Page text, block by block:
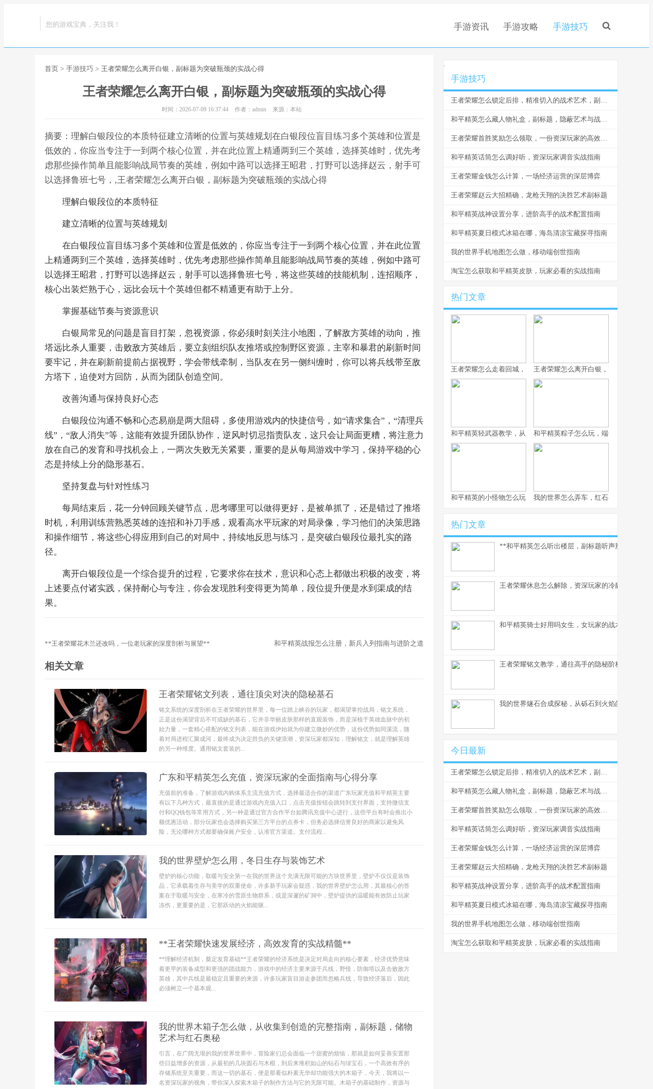
您的游戏宝典，关注我！ 手游资讯 手游攻略 手游技巧
首页 > 手游技巧 > 王者荣耀怎么离开白银，副标题为突破瓶颈的实战心得
王者荣耀怎么离开白银，副标题为突破瓶颈的实战心得
时间：2026-07-09 16:37:44 作者：admin 来源：本站
摘要：理解白银段位的本质特征建立清晰的位置与英雄规划在白银段位盲目练习多个英雄和位置是
低效的，你应当专注于一到两个核心位置，并在此位置上精通两到三个英雄，选择英雄时，优先考
虑那些操作简单且能影响战局节奏的英雄，例如中路可以选择王昭君，打野可以选择赵云，射手可
以选择鲁班七号，,王者荣耀怎么离开白银，副标题为突破瓶颈的实战心得
理解白银段位的本质特征
建立清晰的位置与英雄规划
在白银段位盲目练习多个英雄和位置是低效的，你应当专注于一到两个核心位置，并在此位置
上精通两到三个英雄，选择英雄时，优先考虑那些操作简单且能影响战局节奏的英雄，例如中路可
以选择王昭君，打野可以选择赵云，射手可以选择鲁班七号，将这些英雄的技能机制，连招顺序，
核心出装烂熟于心，远比会玩十个英雄但都不精通更有助于上分。
掌握基础节奏与资源意识
白银局常见的问题是盲目打架，忽视资源，你必须时刻关注小地图，了解敌方英雄的动向，推
塔远比杀人重要，击败敌方英雄后，要立刻组织队友推塔或控制野区资源，主宰和暴君的刷新时间
要牢记，并在刷新前提前占据视野，学会带线牵制，当队友在另一侧纠缠时，你可以将兵线带至敌
方塔下，迫使对方回防，从而为团队创造空间。
改善沟通与保持良好心态
白银段位沟通不畅和心态易崩是两大阻碍，多使用游戏内的快捷信号，如“请求集合”，“清理兵
线”，“敌人消失”等，这能有效提升团队协作，逆风时切忌指责队友，这只会让局面更糟，将注意力
放在自己的发育和寻找机会上，一两次失败无关紧要，重要的是从每局游戏中学习，保持平稳的心
态是持续上分的隐形基石。
坚持复盘与针对性练习
每局结束后，花一分钟回顾关键节点，思考哪里可以做得更好，是被单抓了，还是错过了推塔
时机，利用训练营熟悉英雄的连招和补刀手感，观看高水平玩家的对局录像，学习他们的决策思路
和操作细节，将这些心得应用到自己的对局中，持续地反思与练习，是突破白银段位最扎实的路
径。
离开白银段位是一个综合提升的过程，它要求你在技术，意识和心态上都做出积极的改变，将
上述要点付诸实践，保持耐心与专注，你会发现胜利变得更为简单，段位提升便是水到渠成的结
果。
**王者荣耀花木兰还改吗，一位老玩家的深度剖析与展望** 和平精英战报怎么注册，新兵入列指南与进阶之道
相关文章
王者荣耀铭文列表，通往顶尖对决的隐秘基石
铭文系统的深度剖析在王者荣耀的世界里，每一位踏上峡谷的玩家，都渴望掌控战局，铭文系统，
正是这份渴望背后不可或缺的基石，它并非华丽皮肤那样的直观装饰，而是深植于英雄血脉中的初
始力量，一套精心搭配的铭文列表，能在游戏伊始就为你建立微妙的优势，这份优势如同溪流，随
着对局进程汇聚成河，最终成为决定胜负的关键浪潮，资深玩家都深知，理解铭文，就是理解英雄
的另一种维度。通用铭文套装的...
广东和平精英怎么充值，资深玩家的全面指南与心得分享
充值前的准备，了解游戏内购体系主流充值方式，选择最适合你的渠道广东玩家充值和平精英主要
有以下几种方式，最直接的是通过游戏内充值入口，点击充值按钮会跳转到支付界面，支持微信支
付和QQ钱包等常用方式，另一种是通过官方合作平台如腾讯充值中心进行，这些平台有时会推出小
额优惠活动，部分玩家也会选择购买第三方平台的点券卡，但务必选择信誉良好的商家以避免风
险，无论哪种方式都要确保账户安全，认准官方渠道。支付流程...
我的世界壁炉怎么用，冬日生存与装饰艺术
壁炉的核心功能，取暖与安全第一在我的世界这个充满无限可能的方块世界里，壁炉不仅仅是装饰
品，它承载着生存与美学的双重使命，许多新手玩家会疑惑，我的世界壁炉怎么用，其最核心的答
案在于取暖与安全，在寒冷的雪原生物群系，或是深邃的矿洞中，壁炉提供的温暖能有效防止玩家
冻伤，更重要的是，它那跃动的火焰能驱...
**王者荣耀快速发展经济，高效发育的实战精髓**
**理解经济机制，奠定发育基础**王者荣耀的经济系统是决定对局走向的核心要素，经济优势意味
着更早的装备成型和更强的团战能力，游戏中的经济主要来源于兵线，野怪，防御塔以及击败敌方
英雄，其中兵线是最稳定且重要的来源，许多玩家盲目游走参团而忽略兵线，导致经济落后，因此
必须树立一个基本观...
我的世界木箱子怎么做，从收集到创造的完整指南，副标题，储物
艺术与红石奥秘
引言，在广阔无垠的我的世界世界中，冒险家们总会面临一个甜蜜的烦恼，那就是如何妥善安置那
些日益增多的资源，从最初的几块圆石与木棍，到后来堆积如山的钻石与绿宝石，一个高效有序的
存储系统至关重要，而这一切的基石，便是那看似朴素无华却功能强大的木箱子，今天，我将以一
名资深玩家的视角，带你深入探索木箱子的制作方法与它的无限可能。木箱子的基础制作，资源与
.
手游技巧
王者荣耀怎么锁定后排，精准切入的战术艺术，副标题，脆皮噩梦与团战胜负手
和平精英怎么藏人物礼盒，副标题，隐蔽艺术与战术博弈
王者荣耀首胜奖励怎么领取，一份资深玩家的高效指南，副标题，揭秘每日第一胜的隐藏技巧与深远意义
和平精英话筒怎么调好听，资深玩家调音实战指南
王者荣耀金钱怎么计算，一场经济运营的深层博弈
王者荣耀赵云大招精确，龙枪天翔的决胜艺术副标题
和平精英战神设置分享，进阶高手的战术配置指南
和平精英夏日模式冰箱在哪，海岛清凉宝藏探寻指南
我的世界手机地图怎么做，移动端创世指南
淘宝怎么获取和平精英皮肤，玩家必看的实战指南
热门文章
王者荣耀怎么走着回城，一场被忽视的战略艺术
王者荣耀怎么离开白银，副标题为突破
和平精英轻武器教学，从入门到精通的实战指南
和平精英粽子怎么玩，端午竞技的战术
和平精英的小怪物怎么玩，战术细节与实战心得我的世界怎么弄车，红石与创造的交响
热门文章
**和平精英怎么听出楼层，副标题听声辨位决胜攻
王者荣耀休息怎么解除，资深玩家的冷静思考与
和平精英骑士好用吗女生，女玩家的战术美学与实
王者荣耀铭文教学，通往高手的隐秘阶梯副标题，
我的世界燧石合成探秘，从砾石到火焰的生存艺术
今日最新
王者荣耀怎么锁定后排，精准切入的战术艺术，副标题，脆皮噩梦与团战胜负手
和平精英怎么藏人物礼盒，副标题，隐蔽艺术与战术博弈
王者荣耀首胜奖励怎么领取，一份资深玩家的高效指南，副标题，揭秘每日第一胜的隐藏技巧与深远意义
和平精英话筒怎么调好听，资深玩家调音实战指南
王者荣耀金钱怎么计算，一场经济运营的深层博弈
王者荣耀赵云大招精确，龙枪天翔的决胜艺术副标题
和平精英战神设置分享，进阶高手的战术配置指南
和平精英夏日模式冰箱在哪，海岛清凉宝藏探寻指南
我的世界手机地图怎么做，移动端创世指南
淘宝怎么获取和平精英皮肤，玩家必看的实战指南